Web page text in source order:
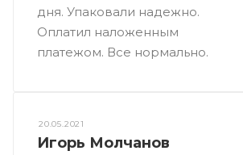
дня. Упаковали надежно.
Оплатил наложенным
платежом. Все нормально.
20.05.2021
Игорь Молчанов